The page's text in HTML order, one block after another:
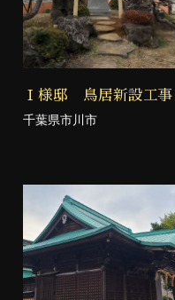
Ｉ様邸 鳥居新設工事
千葉県市川市